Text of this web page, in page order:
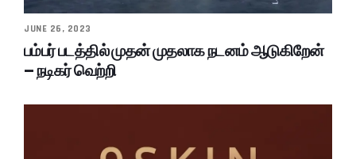
JUNE 26, 2023
பம்பர் படத்தில் முதன் முதலாக நடனம் ஆடுகிறேன்
– நடிகர் வெற்றி